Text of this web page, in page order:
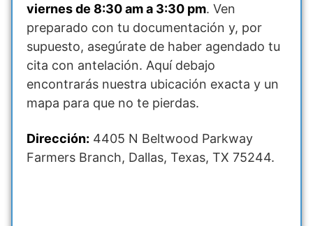
viernes de 8:30 am a 3:30 pm. Ven
preparado con tu documentación y, por
supuesto, asegúrate de haber agendado tu
cita con antelación. Aquí debajo
encontrarás nuestra ubicación exacta y un
mapa para que no te pierdas.
Dirección: 4405 N Beltwood Parkway
Farmers Branch, Dallas, Texas, TX 75244.